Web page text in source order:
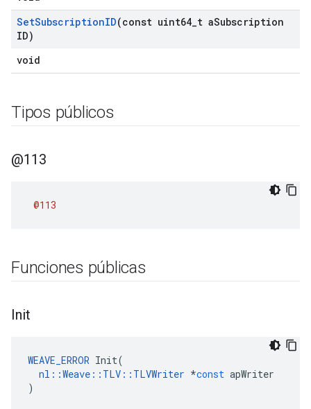
SetSubscriptionID(const uint64 t aSubscription
ID)
void
Tipos públicos
@113
@113
Funciones públicas
Init
WEAVE_ERROR Init(
nl ::Weave :: TLV :: TLVWriter *const apWriter
)